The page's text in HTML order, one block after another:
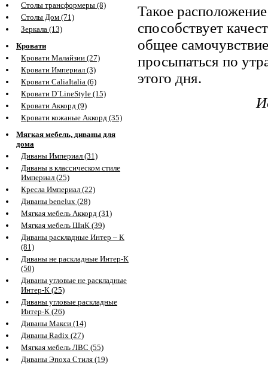
Столы трансформеры (8)
Столы Дом (71)
Зеркала (13)
Кровати
Кровати Малайзии (27)
Кровати Империал (3)
Кровати CaliaItalia (6)
Кровати D`LineStyle (15)
Кровати Аккорд (9)
Кровати кожаные Аккорд (35)
Мягкая мебель, диваны для
дома
Диваны Империал (31)
Диваны в классическом стиле
Империал (25)
Кресла Империал (22)
Диваны benelux (28)
Мягкая мебель Аккорд (31)
Мягкая мебель ШиК (39)
Диваны раскладные Интер – К
(81)
Диваны не раскладные Интер-К
(50)
Диваны угловые не раскладные
Интер-К (25)
Диваны угловые раскладные
Интер-К (26)
Диваны Макси (14)
Диваны Radix (27)
Мягкая мебель ЛВС (55)
Диваны Эпоха Стиля (19)
Такое
способствует
общее
просыпаться по
этого дня.